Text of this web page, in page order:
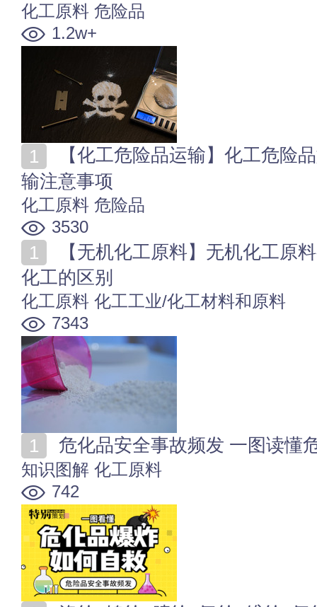
化工原料 危险品
1.2w+
输注意事项
化工原料 危险品
3530
化工的区别
化工原料 化工工业/化工材料和原料
7343
危化品安全事故频发 一图读懂
知识图解 化工原料
742